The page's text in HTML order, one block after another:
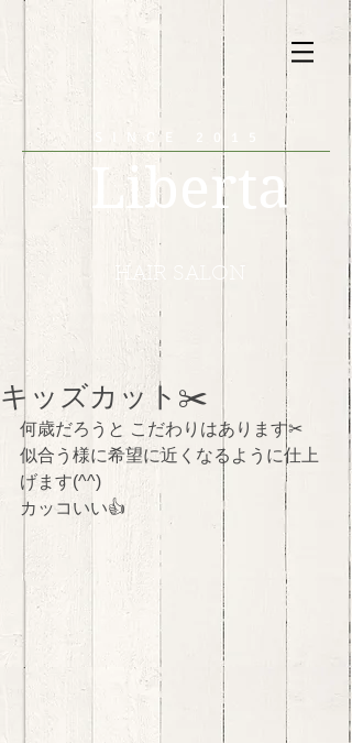
SINCE 2015
Liberta
HAIR SALON
キッズカット✂️
何歳だろうと こだわりはあります✂︎
似合う様に希望に近くなるように仕上
げます(^^)
カッコいい👍